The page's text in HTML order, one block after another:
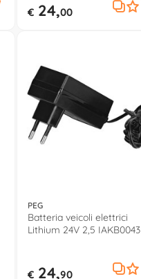
€24,00
PEG
Batteria veicoli elettrici
Lithium 24V 2,5 IAKB0043
€24,90